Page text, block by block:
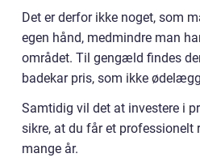
Det er derfor ikke noget, som
egen hånd, medmindre man
området. Til gengæld findes
badekar pris, som ikke
Samtidig vil det at investere i
sikre, at du får et professionelt
mange år.